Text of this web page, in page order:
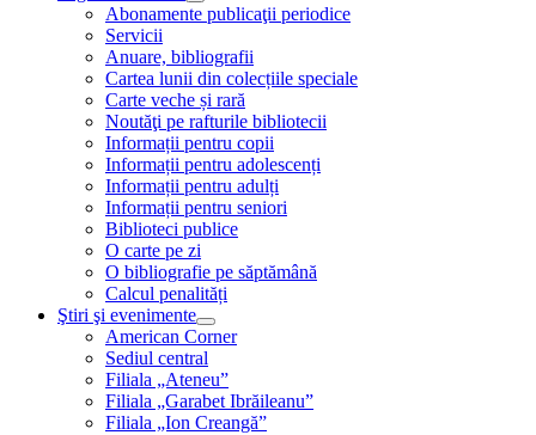
Abonamente publicaţii periodice
Servicii
Anuare, bibliografii
Cartea lunii din colecțiile speciale
Carte veche și rară
Noutăţi pe rafturile bibliotecii
Informații pentru copii
Informații pentru adolescenți
Informații pentru adulți
Informații pentru seniori
Biblioteci publice
O carte pe zi
O bibliografie pe săptămână
Calcul penalități
Ştiri şi evenimente
American Corner
Sediul central
Filiala „Ateneu”
Filiala „Garabet Ibrăileanu”
Filiala „Ion Creangă”